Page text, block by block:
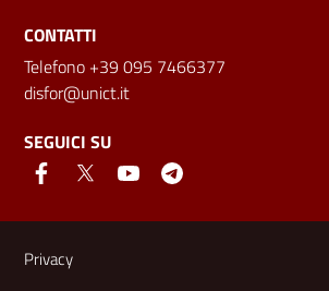
CONTATTI
Telefono +39 095 7466377
disfor@unict.it
SEGUICI SU
Link e informazioni utili
Privacy